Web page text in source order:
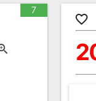
7
favorite_border